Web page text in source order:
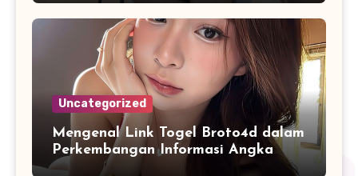
Uncategorized
Mengenal Link Togel Broto4d dalam
Perkembangan Informasi Angka
Digital